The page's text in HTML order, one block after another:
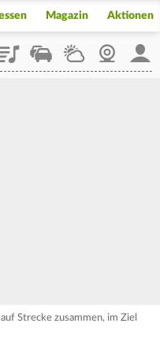
Magazin Aktionen
StaupilotWetterWebcam
Strecke zusammen, im Ziel